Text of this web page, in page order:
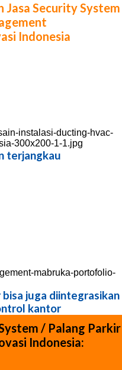
Jasa Security System
Indonesia
terjangkau
juga diintegrasikan
kantor
/ Palang Parkir
Indonesia: